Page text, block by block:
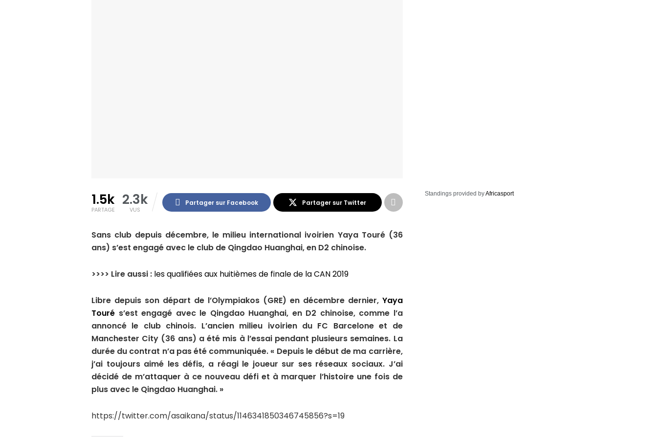
1.5k
PARTAGE
2.3k
VUS
Partager sur Facebook Partager sur Twitter
Sans club depuis décembre, le milieu international ivoirien Yaya Touré (36
ans) s’est engagé avec le club de Qingdao Huanghai, en D2 chinoise.
>>>> Lire aussi : les qualifiées aux huitièmes de finale de la CAN 2019
Libre depuis son départ de l’Olympiakos (GRE) en décembre dernier, Yaya
Touré s’est engagé avec le Qingdao Huanghai, en D2 chinoise, comme l’a
annoncé le club chinois. L’ancien milieu ivoirien du FC Barcelone et de
Manchester City (36 ans) a été mis à l’essai pendant plusieurs semaines. La
durée du contrat n’a pas été communiquée. « Depuis le début de ma carrière,
j’ai toujours aimé les défis, a réagi le joueur sur ses réseaux sociaux. J’ai
décidé de m’attaquer à ce nouveau défi et à marquer l’histoire une fois de
plus avec le Qingdao Huanghai. »
https://twitter.com/asaikana/status/1146341850346745856?s=19
Standings provided byAfricasport